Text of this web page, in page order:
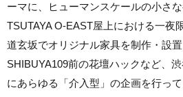
ーマに、ヒューマンスケールの小さな
TSUTAYA O-EAST屋上における一夜
道玄坂でオリジナル家具を制作・設置
SHIBUYA109前の花壇ハックなど、
にあらゆる「介入型」の企画を行って